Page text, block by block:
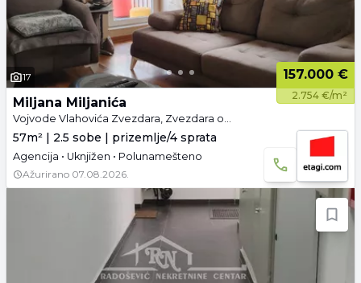
17 157.000 €
2.754 €/m²
Miljana Miljanića
Vojvode Vlahovića Zvezdara, Zvezdara opština, Beograd
57m² | 2.5 sobe | prizemlje/4 sprata
Agencija • Uknjižen • Polunamešteno
Ažurirano 07.08.2026.